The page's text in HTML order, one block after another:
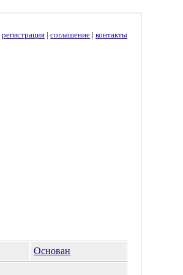
|регистрация |соглашение |контакты
Основан